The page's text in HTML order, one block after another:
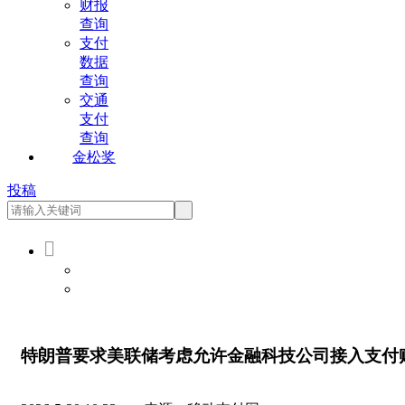
财报
查询
支付
数据
查询
交通
支付
查询
金松奖
投稿

特朗普要求美联储考虑允许金融科技公司接入支付